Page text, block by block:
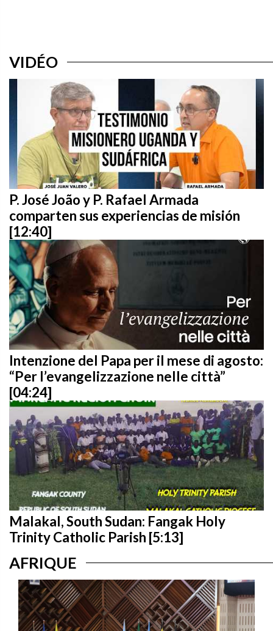
VIDÉO
P. José João y P. Rafael Armada
comparten sus experiencias de misión
[12:40]
Intenzione del Papa per il mese di agosto:
“Per l’evangelizzazione nelle città”
[04:24]
Malakal, South Sudan: Fangak Holy
Trinity Catholic Parish [5:13]
AFRIQUE